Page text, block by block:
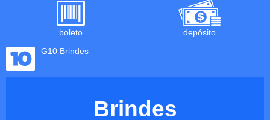
boleto
depósito
G10 Brindes
Brindes